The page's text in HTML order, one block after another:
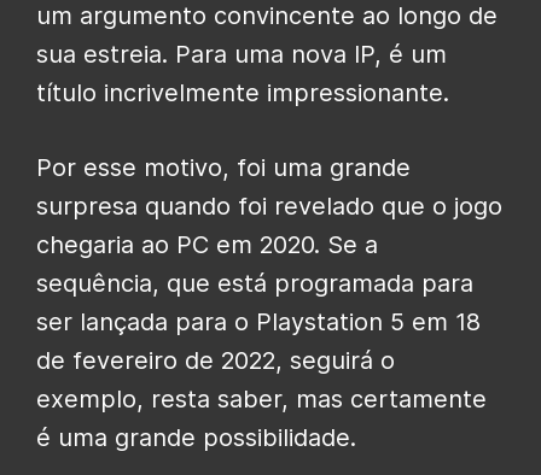
um argumento convincente ao longo de
sua estreia. Para uma nova IP, é um
título incrivelmente impressionante.
Por esse motivo, foi uma grande
surpresa quando foi revelado que o jogo
chegaria ao PC em 2020. Se a
sequência, que está programada para
ser lançada para o Playstation 5 em 18
de fevereiro de 2022, seguirá o
exemplo, resta saber, mas certamente
é uma grande possibilidade.